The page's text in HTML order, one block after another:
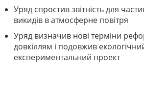
Уряд спростив звітність для
викидів в атмосферне повітря
Уряд визначив нові терміни
довкіллям і подовжив
експериментальний проект